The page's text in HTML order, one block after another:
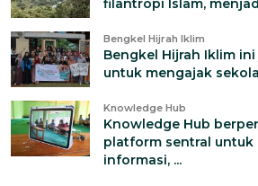
filantropi Islam,
Bengkel Hijrah Iklim
Bengkel Hijrah Iklim
untuk mengajak
Knowledge Hub
Knowledge Hub
platform sentral untuk
informasi, ...